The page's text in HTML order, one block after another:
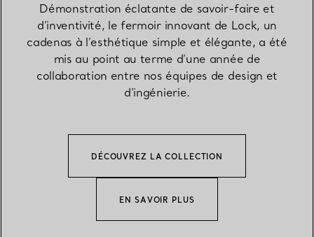
Démonstration éclatante de savoir-faire et
d’inventivité, le fermoir innovant de Lock, un
cadenas à l’esthétique simple et élégante, a été
mis au point au terme d’une année de
collaboration entre nos équipes de design et
d’ingénierie.
DÉCOUVREZ LA COLLECTION
EN SAVOIR PLUS